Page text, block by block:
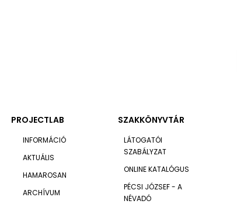
PROJECTLAB
INFORMÁCIÓ
AKTUÁLIS
HAMAROSAN
ARCHÍVUM
SZAKKÖNYVTÁR
LÁTOGATÓI
SZABÁLYZAT
ONLINE KATALÓGUS
PÉCSI JÓZSEF - A
NÉVADÓ